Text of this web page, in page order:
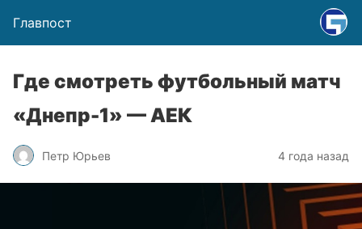
Главпост
Где смотреть футбольный матч
«Днепр-1» — АЕК
Петр Юрьев 4 года назад